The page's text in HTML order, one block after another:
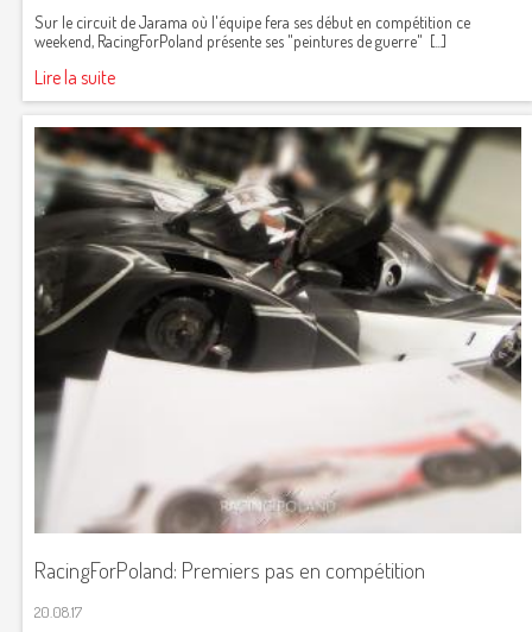
Sur le circuit de Jarama où l'équipe fera ses début en compétition ce
weekend, RacingForPoland présente ses "peintures de guerre" [...]
Lire la suite
RacingForPoland: Premiers pas en compétition
20.08.17